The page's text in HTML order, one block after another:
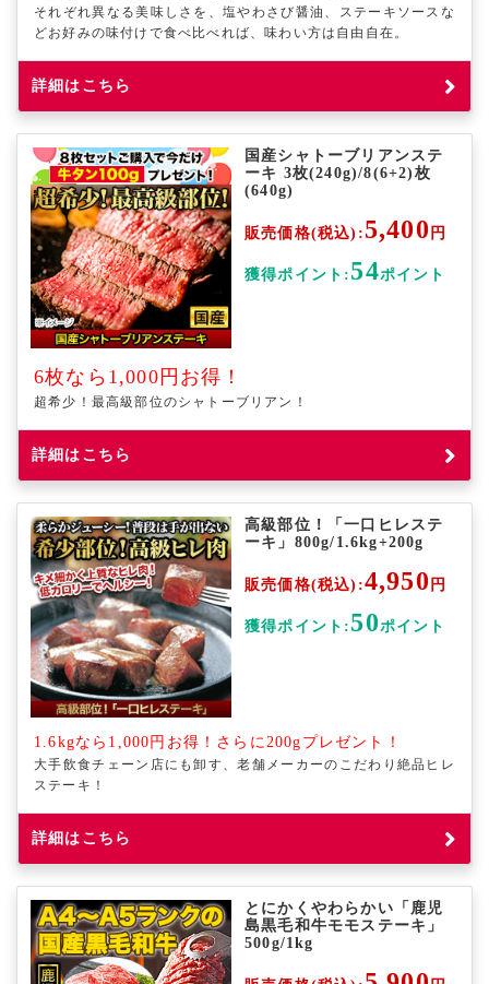
それぞれ異なる美味しさを、塩やわさび醤油、ステーキソースな
どお好みの味付けで食べ比べれば、味わい方は自由自在。
詳細はこちら
国産シャトーブリアンステ
ーキ 3枚(240g)/8(6+2)枚
(640g)
販売価格(税込): 5,400 円
獲得ポイント: 54ポイント
6枚なら1,000円お得！
超希少！最高級部位のシャトーブリアン！
詳細はこちら
高級部位！「一口ヒレステ
ーキ」800g/1.6kg+200g
販売価格(税込):4,950 円
獲得ポイント: 50ポイント
1.6kgなら1,000円お得！さらに200gプレゼント！
大手飲食チェーン店にも卸す、老舗メーカーのこだわり絶品ヒレ
ステーキ！
詳細はこちら
とにかくやわらかい「鹿児
島黒毛和牛モモステーキ」
500g/1kg